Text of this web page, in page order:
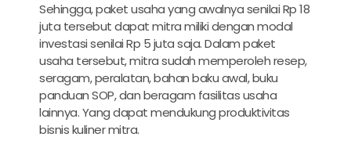
Sehingga, paket usaha yang awalnya senilai Rp 18
juta tersebut dapat mitra miliki dengan modal
investasi senilai Rp 5 juta saja. Dalam paket
usaha tersebut, mitra sudah memperoleh resep,
seragam, peralatan, bahan baku awal, buku
panduan SOP, dan beragam fasilitas usaha
lainnya. Yang dapat mendukung produktivitas
bisnis kuliner mitra.